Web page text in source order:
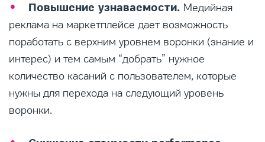
Повышение узнаваемости. Медийная
реклама на маркетплейсе дает возможность
поработать с верхним уровнем воронки (знание и
интерес) и тем самым “добрать” нужное
количество касаний с пользователем, которые
нужны для перехода на следующий уровень
воронки.